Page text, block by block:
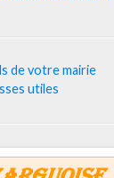
de votre mairie
utiles